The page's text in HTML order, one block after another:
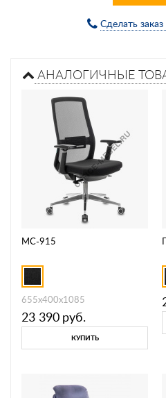
Сделать
АНАЛОГИЧНЫЕ
MC-915
655х400х1085
23 390 руб.
КУПИТЬ